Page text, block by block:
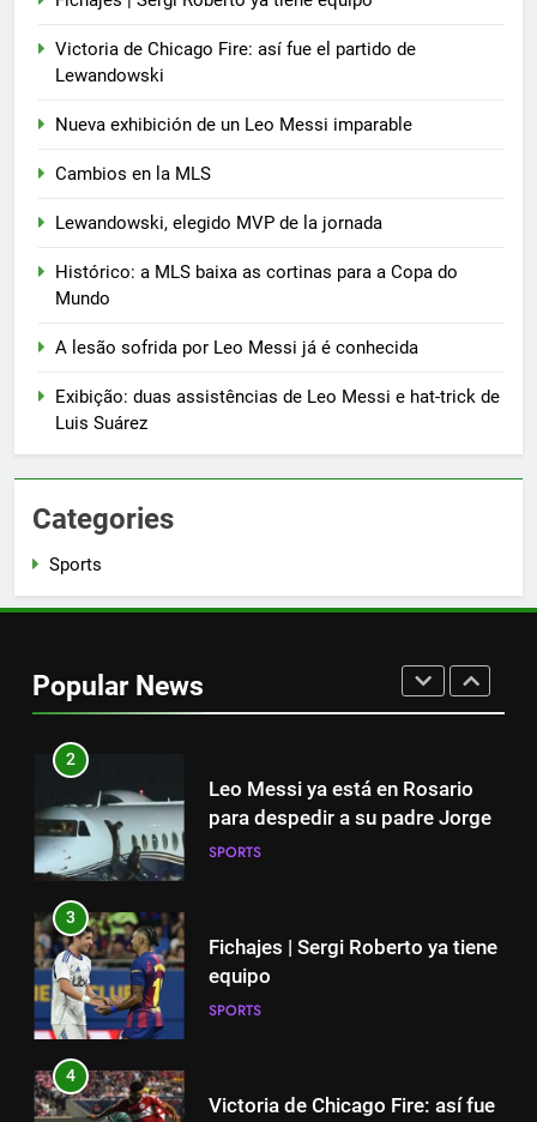
Victoria de Chicago Fire: así fue el partido de
Lewandowski
Nueva exhibición de un Leo Messi imparable
Cambios en la MLS
Lewandowski, elegido MVP de la jornada
Histórico: a MLS baixa as cortinas para a Copa do
Mundo
A lesão sofrida por Leo Messi já é conhecida
Exibição: duas assistências de Leo Messi e hat-trick de
Luis Suárez
Categories
Sports
Popular News
SPORTS
6
Cambios en la MLS
7
la jornada
Histórico: a MLS baixa as
1
mucha tristeza; yo perdí a mi
padre y el dolor es inexplicable”
2
Leo Messi ya está en Rosario
para despedir a su padre Jorge
SPORTS
3
Fichajes | Sergi Roberto ya tiene
equipo
SPORTS
4
Victoria de Chicago Fire: así fue